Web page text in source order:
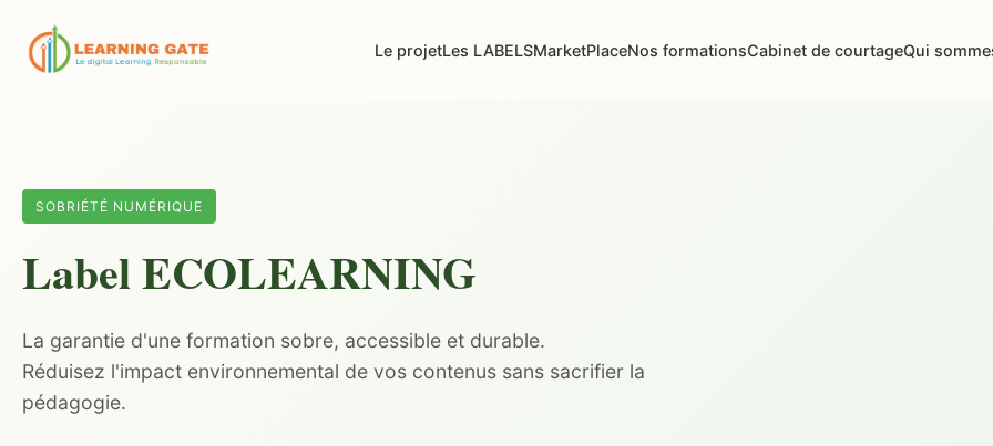
Le projetLes LABELSMarketPlaceNos formationsCabinet de courtageQui
SOBRIÉTÉ NUMÉRIQUE
LabelECOLEARNING
La garantie d'une formation sobre, accessible et durable.
Réduisez l'impact environnemental de vos contenus sans sacrifier la
pédagogie.